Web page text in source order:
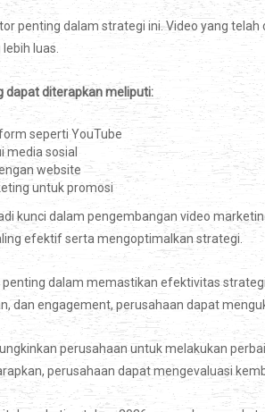
penting dalam strategi ini. Video yang
luas.
dapat diterapkan meliputi:
seperti YouTube
media sosial
website
untuk promosi
kunci dalam pengembangan video
efektif serta mengoptimalkan strategi.
penting dalam memastikan efektivitas
dan engagement, perusahaan dapat
perusahaan untuk melakukan
perusahaan dapat mengevaluasi